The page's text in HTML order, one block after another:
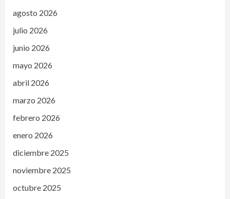
agosto 2026
julio 2026
junio 2026
mayo 2026
abril 2026
marzo 2026
febrero 2026
enero 2026
diciembre 2025
noviembre 2025
octubre 2025